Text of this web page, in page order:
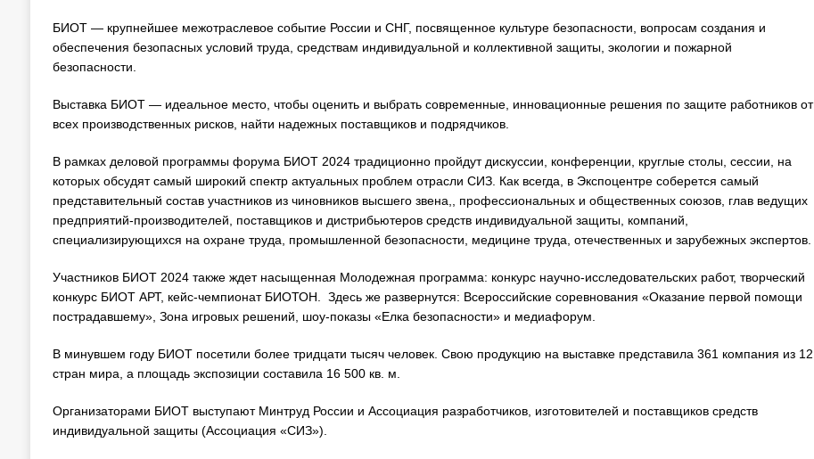
БИОТ — крупнейшее межотраслевое событие России и СНГ, посвященное культуре безопасности, вопросам создания и
обеспечения безопасных условий труда, средствам индивидуальной и коллективной защиты, экологии и пожарной
безопасности.
Выставка БИОТ — идеальное место, чтобы оценить и выбрать современные, инновационные решения по защите работников от
всех производственных рисков, найти надежных поставщиков и подрядчиков.
В рамках деловой программы форума БИОТ 2024 традиционно пройдут дискуссии, конференции, круглые столы, сессии, на
которых обсудят самый широкий спектр актуальных проблем отрасли СИЗ. Как всегда, в Экспоцентре соберется самый
представительный состав участников из чиновников высшего звена,, профессиональных и общественных союзов, глав ведущих
предприятий-производителей, поставщиков и дистрибьютеров средств индивидуальной защиты, компаний,
специализирующихся на охране труда, промышленной безопасности, медицине труда, отечественных и зарубежных экспертов.
Участников БИОТ 2024 также ждет насыщенная Молодежная программа: конкурс научно-исследовательских работ, творческий
конкурс БИОТ АРТ, кейс-чемпионат БИОТОН. Здесь же развернутся: Всероссийские соревнования «Оказание первой помощи
пострадавшему», Зона игровых решений, шоу-показы «Елка безопасности» и медиафорум.
В минувшем году БИОТ посетили более тридцати тысяч человек. Свою продукцию на выставке представила 361 компания из 12
стран мира, а площадь экспозиции составила 16 500 кв. м.
Организаторами БИОТ выступают Минтруд России и Ассоциация разработчиков, изготовителей и поставщиков средств
индивидуальной защиты (Ассоциация «СИЗ»).